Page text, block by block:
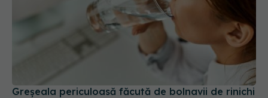
Greșeala periculoasă făcută de bolnavii de rinichi
09 aug 2026, 16:00